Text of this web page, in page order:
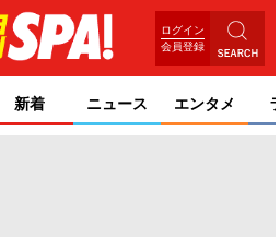
ログイン
会員登録
新着 ニュース エンタメ